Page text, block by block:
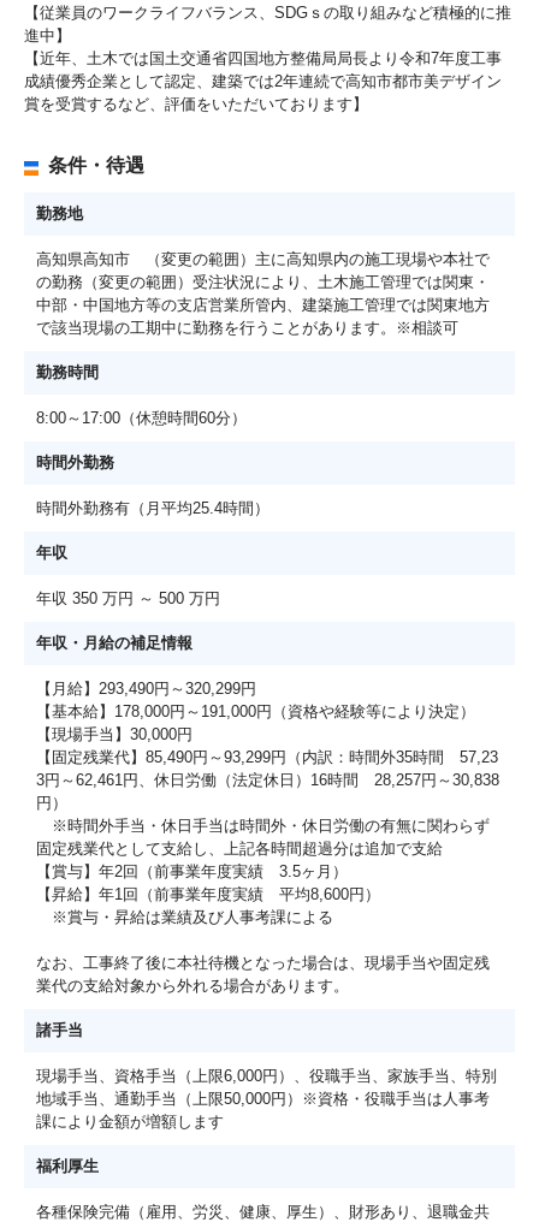
【従業員のワークライフバランス、SDGｓの取り組みなど積極的に推
進中】
【近年、土木では国土交通省四国地方整備局局長より令和7年度工事
成績優秀企業として認定、建築では2年連続で高知市都市美デザイン
賞を受賞するなど、評価をいただいております】
条件・待遇
勤務地
高知県高知市 （変更の範囲）主に高知県内の施工現場や本社で
の勤務（変更の範囲）受注状況により、土木施工管理では関東・
中部・中国地方等の支店営業所管内、建築施工管理では関東地方
で該当現場の工期中に勤務を行うことがあります。※相談可
勤務時間
8:00～17:00（休憩時間60分）
時間外勤務
時間外勤務有（月平均25.4時間）
年収
年収 350 万円 ～ 500 万円
年収・月給の補足情報
【月給】293,490円～320,299円
【基本給】178,000円～191,000円（資格や経験等により決定）
【現場手当】30,000円
【固定残業代】85,490円～93,299円（内訳：時間外35時間 57,23
3円～62,461円、休日労働（法定休日）16時間 28,257円～30,838
円）
※時間外手当・休日手当は時間外・休日労働の有無に関わらず
固定残業代として支給し、上記各時間超過分は追加で支給
【賞与】年2回（前事業年度実績 3.5ヶ月）
【昇給】年1回（前事業年度実績 平均8,600円）
※賞与・昇給は業績及び人事考課による
なお、工事終了後に本社待機となった場合は、現場手当や固定残
業代の支給対象から外れる場合があります。
諸手当
現場手当、資格手当（上限6,000円）、役職手当、家族手当、特別
地域手当、通勤手当（上限50,000円）※資格・役職手当は人事考
課により金額が増額します
福利厚生
各種保険完備（雇用、労災、健康、厚生）、財形あり、退職金共